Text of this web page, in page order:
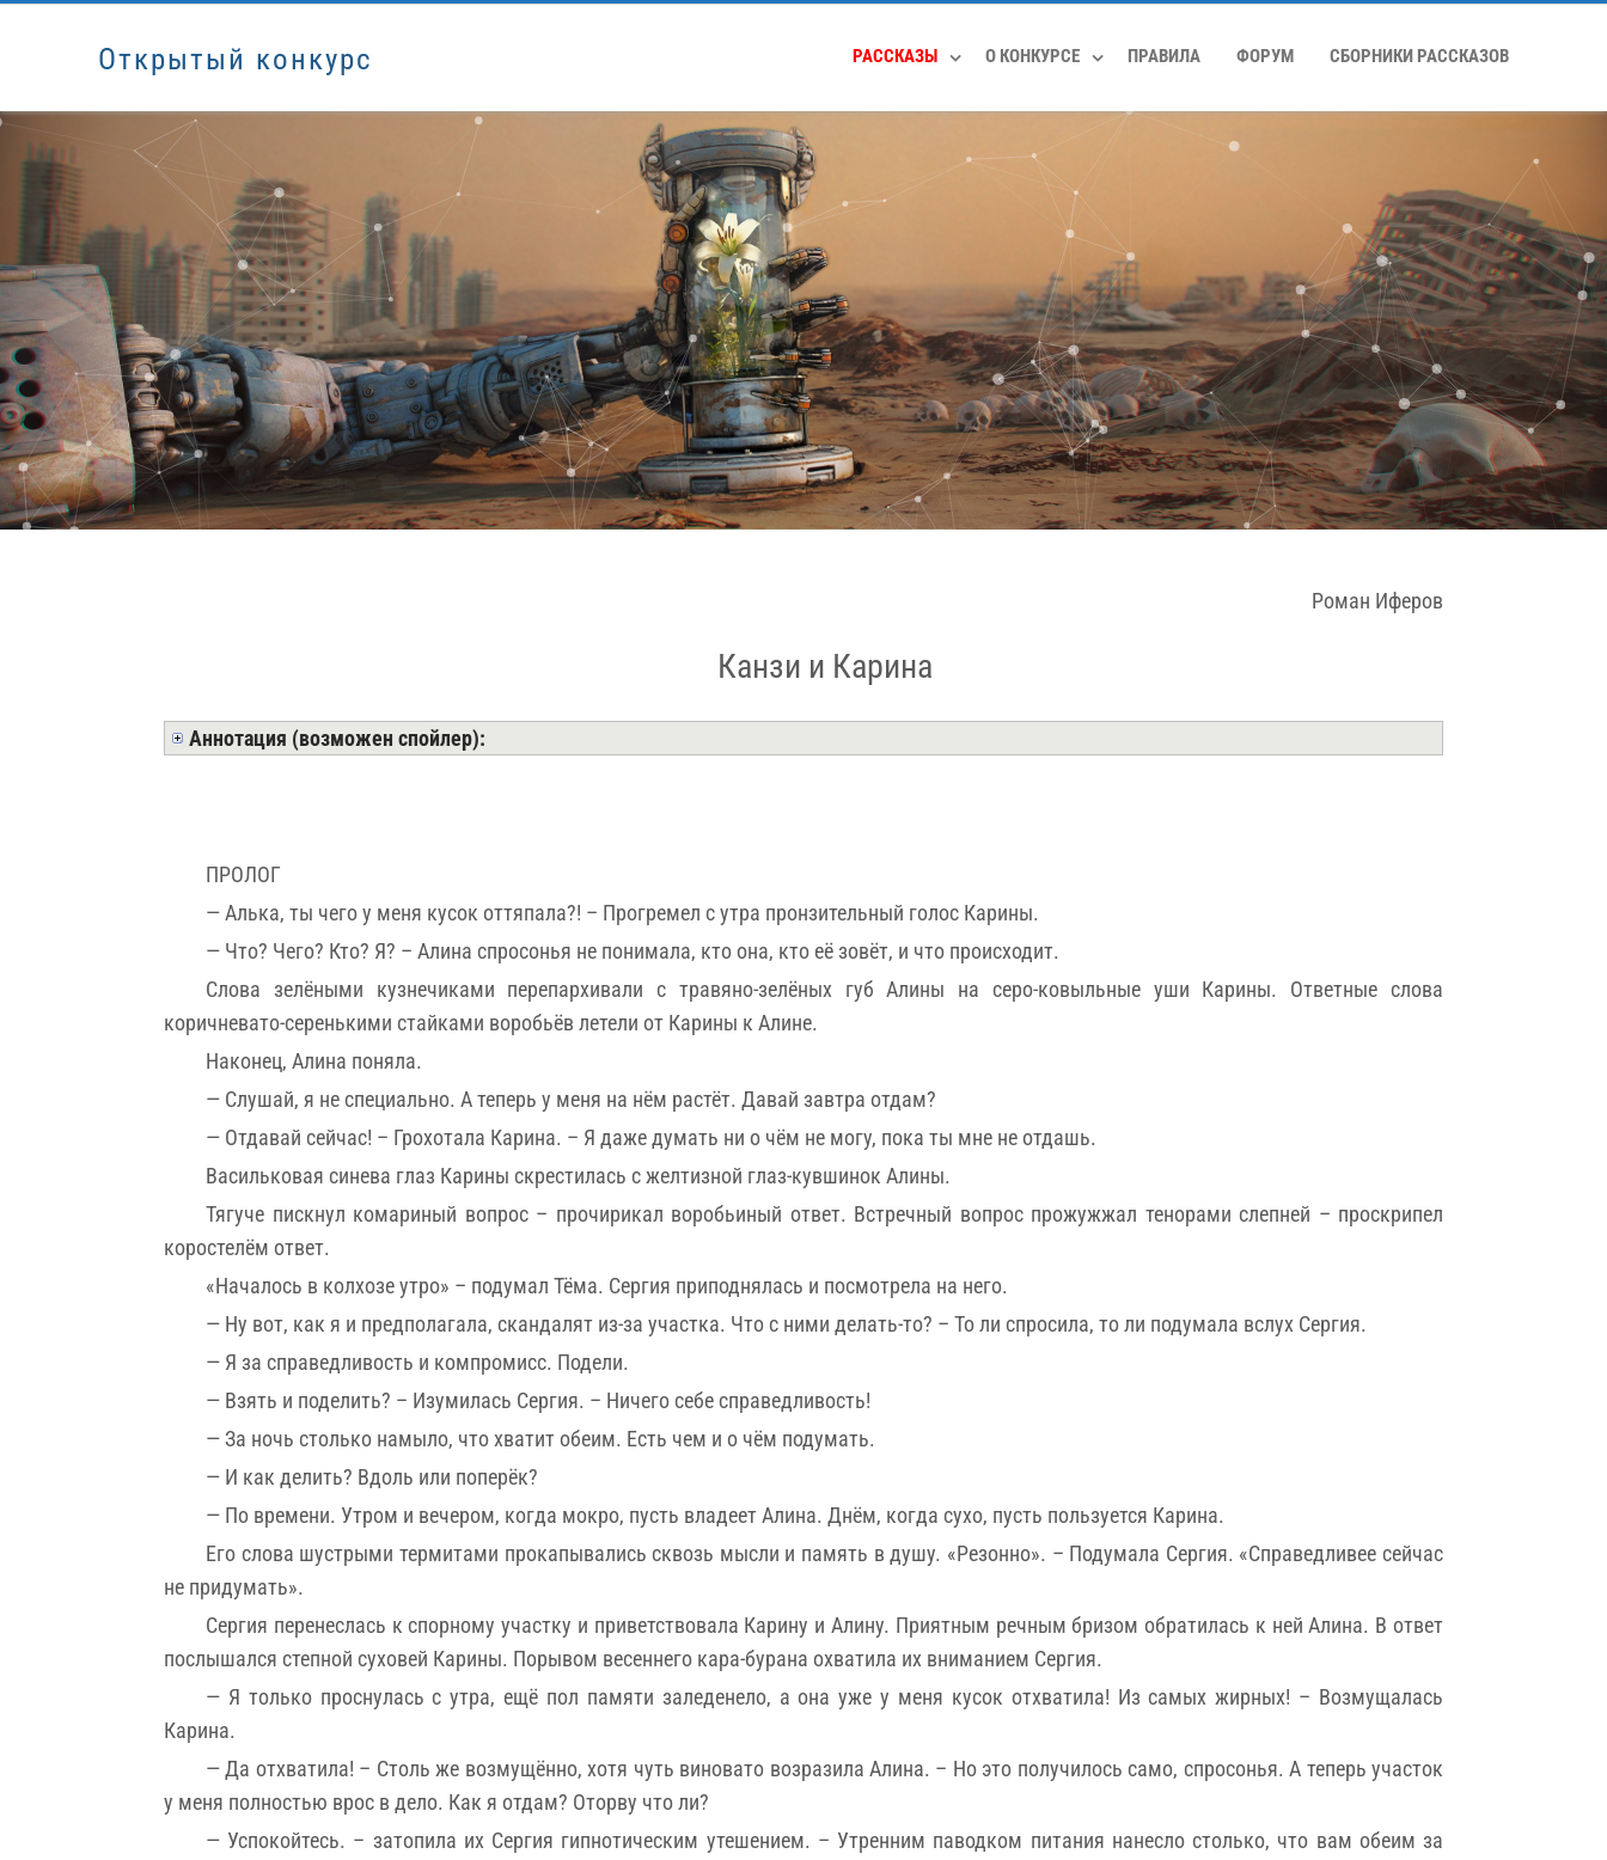
Открытый конкурс РАССКАЗЫ О КОНКУРСЕ ПРАВИЛА ФОРУМ СБОРНИКИ РАССКАЗОВ
Роман Иферов
Канзи и Карина
Аннотация (возможен спойлер):
ПРОЛОГ
— Алька, ты чего у меня кусок оттяпала?! – Прогремел с утра пронзительный голос Карины.
— Что? Чего? Кто? Я? – Алина спросонья не понимала, кто она, кто её зовёт, и что происходит.
Слова зелёными кузнечиками перепархивали с травяно-зелёных губ Алины на серо-ковыльные уши Карины. Ответные слова
коричневато-серенькими стайками воробьёв летели от Карины к Алине.
Наконец, Алина поняла.
— Слушай, я не специально. А теперь у меня на нём растёт. Давай завтра отдам?
— Отдавай сейчас! – Грохотала Карина. – Я даже думать ни о чём не могу, пока ты мне не отдашь.
Васильковая синева глаз Карины скрестилась с желтизной глаз-кувшинок Алины.
Тягуче пискнул комариный вопрос – прочирикал воробьиный ответ. Встречный вопрос прожужжал тенорами слепней – проскрипел
коростелём ответ.
«Началось в колхозе утро» – подумал Тёма. Сергия приподнялась и посмотрела на него.
— Ну вот, как я и предполагала, скандалят из-за участка. Что с ними делать-то? – То ли спросила, то ли подумала вслух Сергия.
— Я за справедливость и компромисс. Подели.
— Взять и поделить? – Изумилась Сергия. – Ничего себе справедливость!
— За ночь столько намыло, что хватит обеим. Есть чем и о чём подумать.
— И как делить? Вдоль или поперёк?
— По времени. Утром и вечером, когда мокро, пусть владеет Алина. Днём, когда сухо, пусть пользуется Карина.
Его слова шустрыми термитами прокапывались сквозь мысли и память в душу. «Резонно». – Подумала Сергия. «Справедливее сейчас
не придумать».
Сергия перенеслась к спорному участку и приветствовала Карину и Алину. Приятным речным бризом обратилась к ней Алина. В ответ
послышался степной суховей Карины. Порывом весеннего кара-бурана охватила их вниманием Сергия.
— Я только проснулась с утра, ещё пол памяти заледенело, а она уже у меня кусок отхватила! Из самых жирных! – Возмущалась
Карина.
— Да отхватила! – Столь же возмущённо, хотя чуть виновато возразила Алина. – Но это получилось само, спросонья. А теперь участок
у меня полностью врос в дело. Как я отдам? Оторву что ли?
— Успокойтесь. – затопила их Сергия гипнотическим утешением. – Утренним паводком питания нанесло столько, что вам обеим за